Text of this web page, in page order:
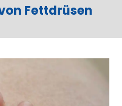
Türkçe
Fettdrüsen